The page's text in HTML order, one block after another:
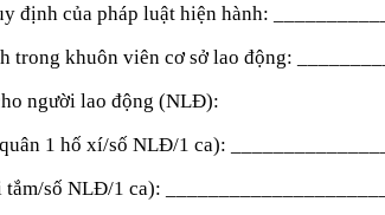
định của pháp luật hiện hành:
trong khuôn viên cơ sở lao động:
người lao động (NLĐ):
1 hố xí/số NLĐ/1 ca):
số NLĐ/1 ca):